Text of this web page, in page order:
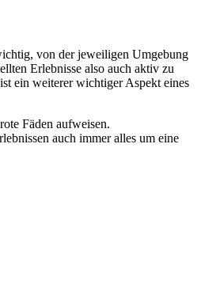
von der jeweiligen Umgebung
Erlebnisse also auch aktiv zu
ein weiterer wichtiger Aspekt eines
Fäden aufweisen.
auch immer alles um eine